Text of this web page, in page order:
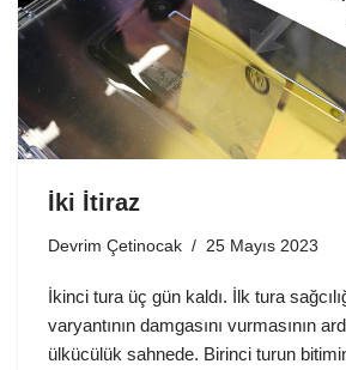
İki İtiraz
Devrim Çetinocak 25 Mayıs 2023
İkinci tura üç gün kaldı. İlk tura
varyantının damgasını vurmasının
ülkücülük sahnede. Birinci turun